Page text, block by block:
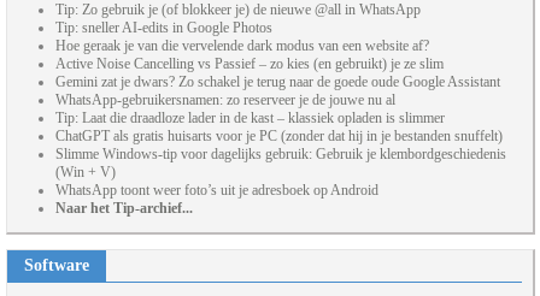
Tip: Zo gebruik je (of blokkeer je) de nieuwe @all in WhatsApp
Tip: sneller AI-edits in Google Photos
Hoe geraak je van die vervelende dark modus van een website af?
Active Noise Cancelling vs Passief – zo kies (en gebruikt) je ze slim
Gemini zat je dwars? Zo schakel je terug naar de goede oude Google Assistant
WhatsApp-gebruikersnamen: zo reserveer je de jouwe nu al
Tip: Laat die draadloze lader in de kast – klassiek opladen is slimmer
ChatGPT als gratis huisarts voor je PC (zonder dat hij in je bestanden snuffelt)
Slimme Windows-tip voor dagelijks gebruik: Gebruik je klembordgeschiedenis
(Win + V)
WhatsApp toont weer foto’s uit je adresboek op Android
Naar het Tip-archief...
Software